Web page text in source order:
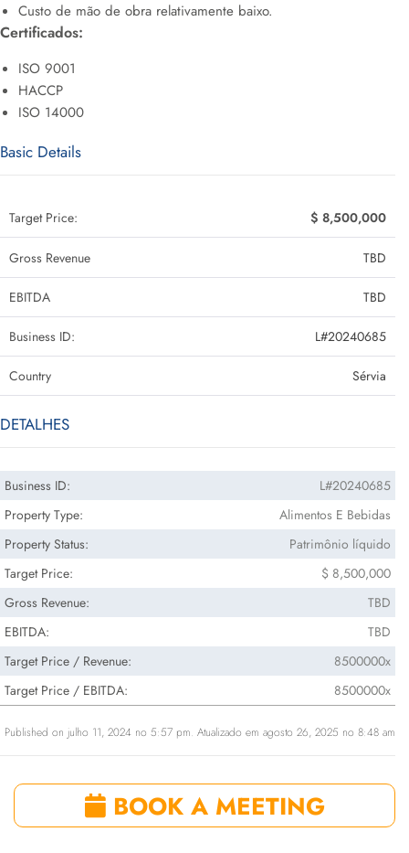
Custo de mão de obra relativamente baixo.
Certificados:
ISO 9001
HACCP
ISO 14000
Basic Details
Target Price: $ 8,500,000
Gross Revenue TBD
EBITDA TBD
Business ID: L#20240685
Country Sérvia
DETALHES
Business ID:
L#20240685
Property Type:
Alimentos E Bebidas
Property Status:
Patrimônio líquido
Target Price:
$ 8,500,000
Gross Revenue:
TBD
EBITDA:
TBD
Target Price / Revenue:
8500000x
Target Price / EBITDA:
8500000x
Published on julho 11, 2024 no 5:57 pm. Atualizado em agosto 26, 2025 no 8:48 am
BOOK A MEETING